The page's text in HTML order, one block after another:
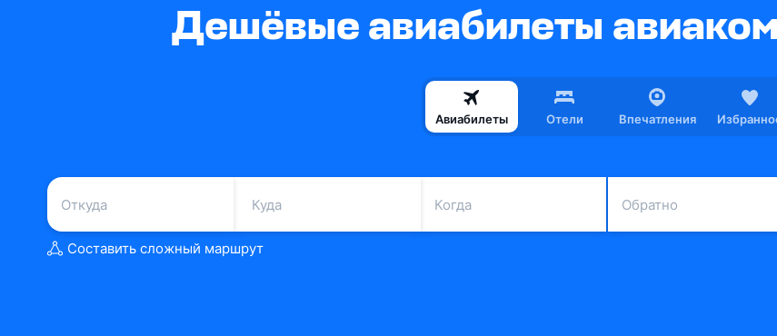
Дешёвые авиабилеты
Авиабилеты Отели Впечатления
Когда Обратно
Составить сложный маршрут